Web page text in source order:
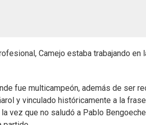
Camejo estaba trabajando
fue multicampeón, además de ser
y vinculado históricamente a la
la vez que no saludó a Pablo